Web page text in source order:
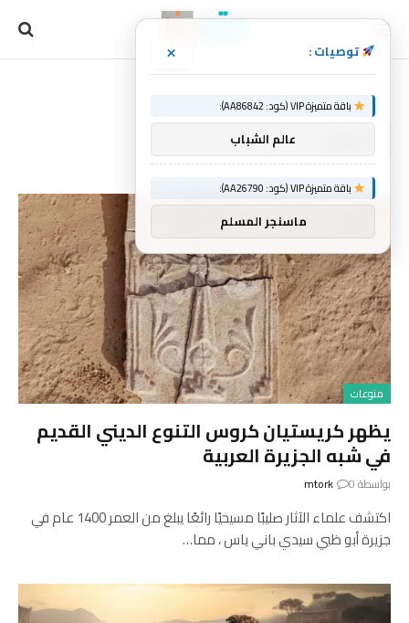
منوعات
يظهر كريستيان كروس التنوع الديني القديم
في شبه الجزيرة العربية
بواسطة mtork 0
اكتشف علماء الآثار صليبًا مسيحيًا رائعًا يبلغ من العمر 1400 عام في
جزيرة أبو ظبي سيدي باني ياس ، مما…
توصيات : ×
باقة متميزة VIP (كود: AA86842):
عالم الشباب
باقة متميزة VIP (كود: AA26790):
ماسنجر المسلم